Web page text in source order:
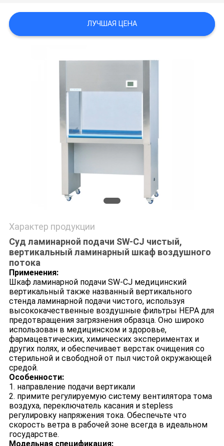
POLICY
ЛУЧШАЯ ЦЕНА
Характер продукции
Суд ламинарной подачи SW-CJ чистый,
вертикальный ламинарный шкаф воздушного
потока
Применения:
Шкаф ламинарной подачи SW-CJ медицинский
вертикальный также названный вертикального
стенда ламинарной подачи чистого, используя
высококачественные воздушные фильтры HEPA для
предотвращения загрязнения образца. Оно широко
использован в медицинском и здоровье,
фармацевтических, химических экспериментах и
других полях, и обеспечивает верстак очищения со
стерильной и свободной от пыл чистой окружающей
средой.
Особенности:
1. направление подачи вертикали
2. примите регулируемую систему вентилятора тома
воздуха, переключатель касания и stepless
регулировку напряжения тока. Обеспечьте что
скорость ветра в рабочей зоне всегда в идеальном
государстве.
Модельная спецификация: